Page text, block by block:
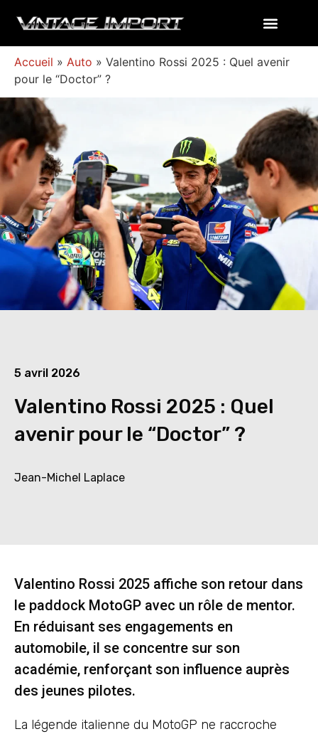
Accueil » Auto » Valentino Rossi 2025 : Quel avenir
pour le “Doctor” ?
5 avril 2026
Valentino Rossi 2025 : Quel
avenir pour le “Doctor” ?
Jean-Michel Laplace
Valentino Rossi 2025 affiche son retour dans
le paddock MotoGP avec un rôle de mentor.
En réduisant ses engagements en
automobile, il se concentre sur son
académie, renforçant son influence auprès
des jeunes pilotes.
La légende italienne du MotoGP ne raccroche